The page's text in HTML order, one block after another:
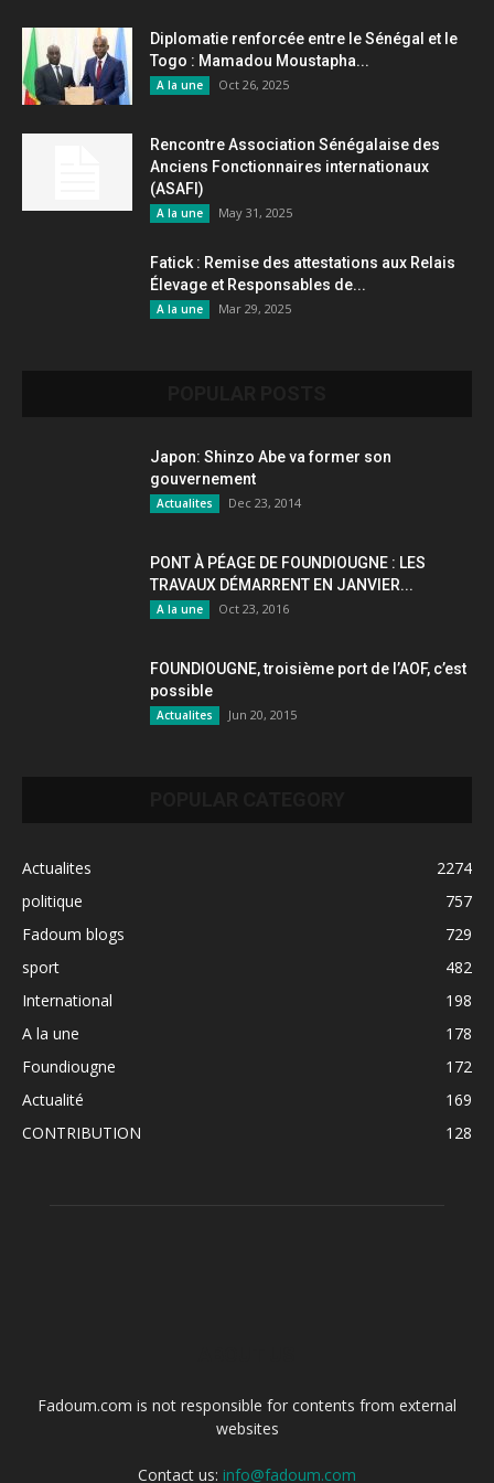
Diplomatie renforcée entre le Sénégal et le
Togo : Mamadou Moustapha...
A la une Oct 26, 2025
Rencontre Association Sénégalaise des
Anciens Fonctionnaires internationaux
(ASAFI)
A la une May 31, 2025
Fatick : Remise des attestations aux Relais
Élevage et Responsables de...
A la une Mar 29, 2025
Japon: Shinzo Abe va former son
gouvernement
Actualites Dec 23, 2014
PONT À PÉAGE DE FOUNDIOUGNE : LES
TRAVAUX DÉMARRENT EN JANVIER...
A la une Oct 23, 2016
FOUNDIOUGNE, troisième port de l’AOF, c’est
possible
Actualites Jun 20, 2015
Actualites
2274
politique
757
Fadoum blogs
729
sport
482
International
198
A la une
178
Foundiougne
172
Actualité
169
CONTRIBUTION
128
Fadoum.com is not responsible for contents from external
websites
Contact us: info@fadoum.com